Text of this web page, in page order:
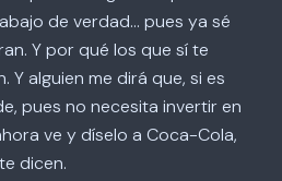
de verdad... pues ya sé
Y por qué los que sí te
Y alguien me dirá que, si es
pues no necesita invertir en
ve y díselo a Coca-Cola,
dicen.